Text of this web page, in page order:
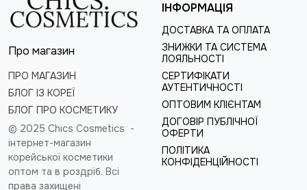
Про магазин
ПРО МАГАЗИН
БЛОГ ІЗ КОРЕЇ
БЛОГ ПРО КОСМЕТИКУ
© 2025 Chics Cosmetics -
інтернет-магазин
корейської косметики
оптом та в роздріб. Всі
права захищені
ІНФОРМАЦІЯ
ДОСТАВКА ТА ОПЛАТА
ЗНИЖКИ ТА СИСТЕМА
ЛОЯЛЬНОСТІ
СЕРТИФІКАТИ
АУТЕНТИЧНОСТІ
ОПТОВИМ КЛІЄНТАМ
ДОГОВІР ПУБЛІЧНОЇ
ОФЕРТИ
ПОЛІТИКА
КОНФІДЕНЦІЙНОСТІ